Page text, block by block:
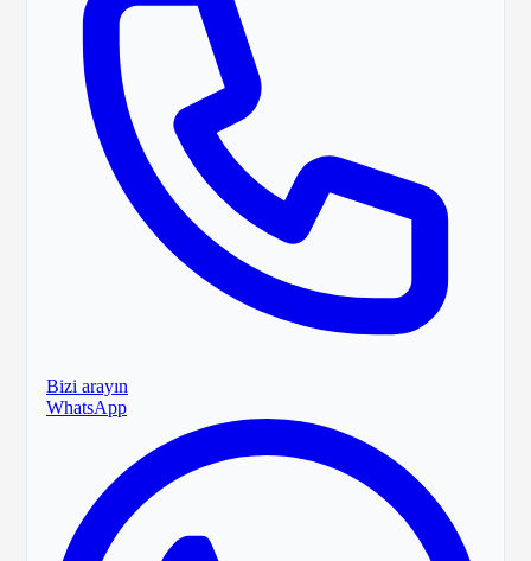
Bizi arayın
WhatsApp